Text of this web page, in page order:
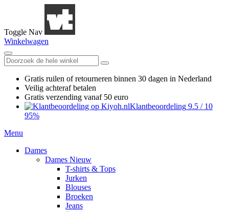
Toggle Nav
Winkelwagen
Gratis ruilen of retourneren binnen 30 dagen in Nederland
Veilig achteraf betalen
Gratis verzending vanaf 50 euro
Klantbeoordeling 9.5 / 10
95%
Menu
Dames
Dames Nieuw
T-shirts & Tops
Jurken
Blouses
Broeken
Jeans